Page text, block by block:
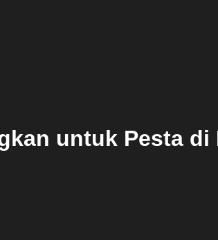
untuk Pesta di